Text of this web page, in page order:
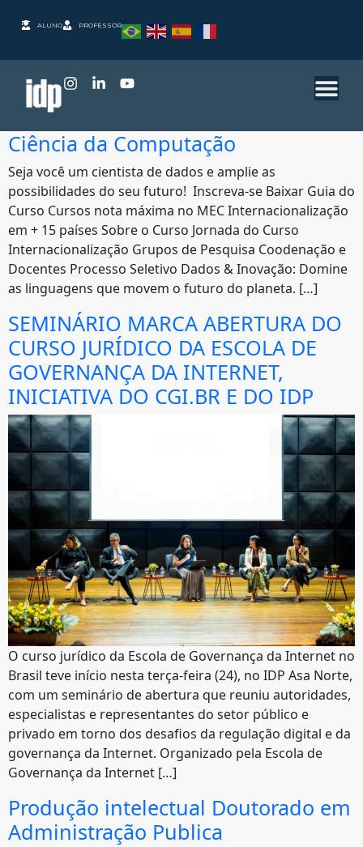
ALUNO PROFESSOR
Ciência da Computação
Seja você um cientista de dados e amplie as
possibilidades do seu futuro! Inscreva-se Baixar Guia do
Curso Cursos nota máxima no MEC Internacionalização
em + 15 países Sobre o Curso Jornada do Curso
Internacionalização Grupos de Pesquisa Coodenação e
Docentes Processo Seletivo Dados & Inovação: Domine
as linguagens que movem o futuro do planeta. […]
SEMINÁRIO MARCA ABERTURA DO
CURSO JURÍDICO DA ESCOLA DE
GOVERNANÇA DA INTERNET,
INICIATIVA DO CGI.BR E DO IDP
O curso jurídico da Escola de Governança da Internet no
Brasil teve início nesta terça-feira (24), no IDP Asa Norte,
com um seminário de abertura que reuniu autoridades,
especialistas e representantes do setor público e
privado em torno dos desafios da regulação digital e da
governança da Internet. Organizado pela Escola de
Governança da Internet […]
Produção intelectual Doutorado em
Administração Publica